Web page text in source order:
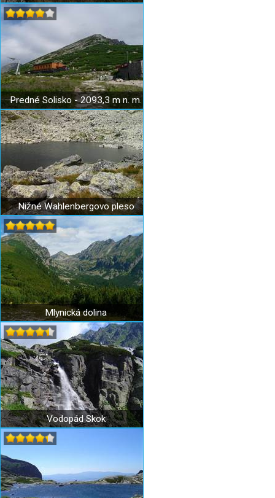
Predné Solisko - 2093,3 m n. m.
Nižné Wahlenbergovo pleso
Mlynická dolina
Vodopád Skok